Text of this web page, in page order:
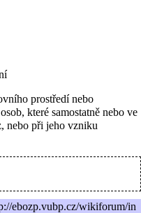
prostředí nebo
které samostatně nebo ve
nebo při jeho vzniku